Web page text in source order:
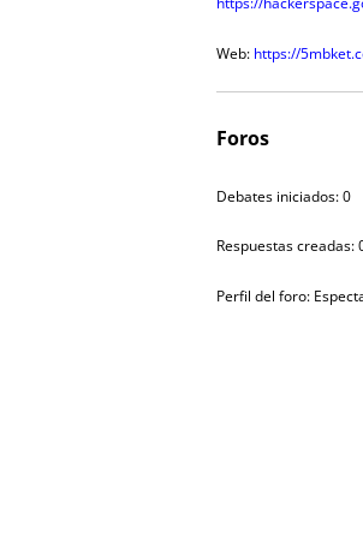
Web: https://
Foros
Debates iniciados: 0
Respuestas creadas:
Perfil del foro: